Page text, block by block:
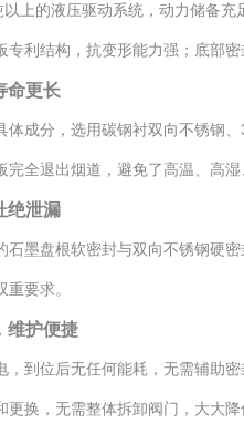
以上的液压驱动系统，动力储备
专利结构，抗变形能力强；底部
命更长
体成分，选用碳钢衬双向不锈钢
完全退出烟道，避免了高温、高
绝泄漏
石墨盘根软密封与双向不锈钢硬
要求。
维护便捷
，到位后无任何能耗，无需辅助
更换，无需整体拆卸阀门，大大降